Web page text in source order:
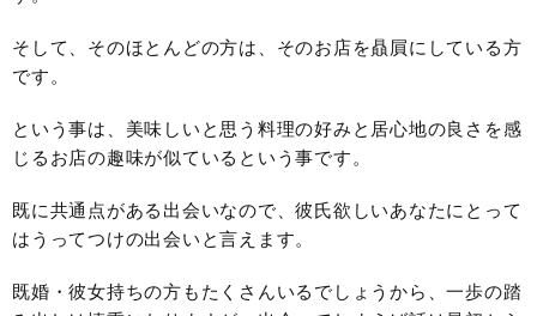
そして、そのほとんどの方は、そのお店を贔屓にしている方
です。
という事は、美味しいと思う料理の好みと居心地の良さを感
じるお店の趣味が似ているという事です。
既に共通点がある出会いなので、彼氏欲しいあなたにとって
はうってつけの出会いと言えます。
既婚・彼女持ちの方もたくさんいるでしょうから、一歩の踏